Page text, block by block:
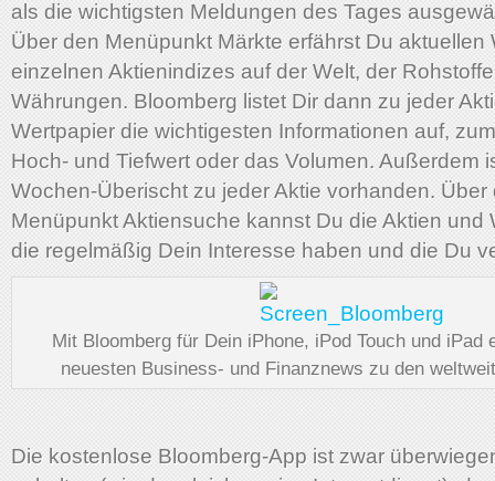
als die wichtigsten Meldungen des Tages
Über den Menüpunkt Märkte erfährst Du aktuellen
einzelnen Aktienindizes auf der Welt, der
Währungen. Bloomberg listet Dir dann zu jeder
Wertpapier die wichtigesten Informationen auf,
Hoch- und Tiefwert oder das Volumen. Außerdem
Wochen-Überischt zu jeder Aktie vorhanden. Über
Menüpunkt Aktiensuche kannst Du die Aktien und
die regelmäßig Dein Interesse haben und die Du
Mit Bloomberg für Dein iPhone, iPod Touch und iPad
neuesten Business- und Finanznews zu den
Die kostenlose Bloomberg-App ist zwar